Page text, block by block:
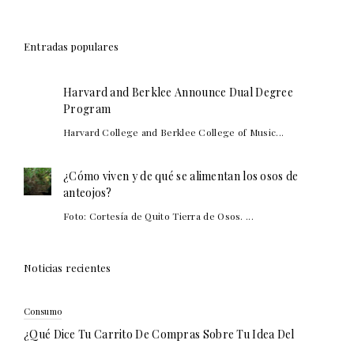
Entradas populares
Harvard and Berklee Announce Dual Degree
Program
Harvard College and Berklee College of Music...
¿Cómo viven y de qué se alimentan los osos de
anteojos?
Foto: Cortesía de Quito Tierra de Osos. ...
Noticias recientes
Consumo
¿Qué Dice Tu Carrito De Compras Sobre Tu Idea Del